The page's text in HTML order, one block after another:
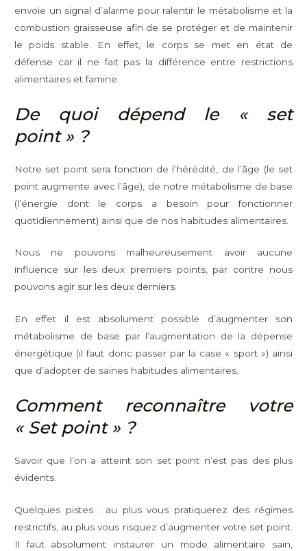
envoie un signal d’alarme pour ralentir le métabolisme et la
combustion graisseuse afin de se protéger et de maintenir
le poids stable. En effet, le corps se met en état de
défense car il ne fait pas la différence entre restrictions
alimentaires et famine.
De quoi dépend le « set
point » ?
Notre set point sera fonction de l’hérédité, de l’âge (le set
point augmente avec l’âge), de notre métabolisme de base
(l’énergie dont le corps a besoin pour fonctionner
quotidiennement) ainsi que de nos habitudes alimentaires.
Nous ne pouvons malheureusement avoir aucune
influence sur les deux premiers points, par contre nous
pouvons agir sur les deux derniers.
En effet il est absolument possible d’augmenter son
métabolisme de base par l’augmentation de la dépense
énergétique (il faut donc passer par la case « sport ») ainsi
que d’adopter de saines habitudes alimentaires.
Comment reconnaître votre
« Set point » ?
Savoir que l’on a atteint son set point n’est pas des plus
évidents.
Quelques pistes : au plus vous pratiquerez des régimes
restrictifs, au plus vous risquez d’augmenter votre set point.
Il faut absolument instaurer un mode alimentaire sain,